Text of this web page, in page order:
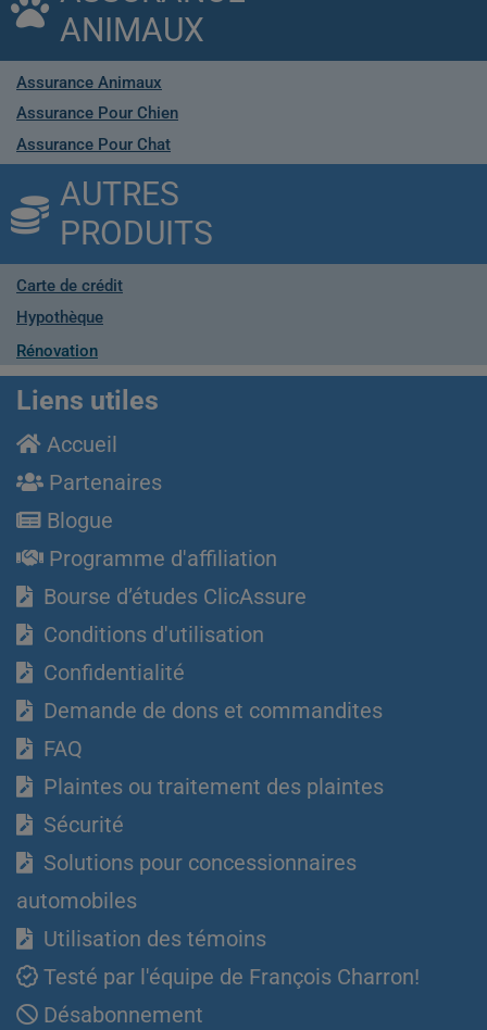
ANIMAUX
Assurance Animaux
Assurance Pour Chien
Assurance Pour Chat
AUTRES
PRODUITS
Carte de crédit
Hypothèque
Rénovation
Liens utiles
Accueil
Partenaires
Blogue
Programme d'affiliation
Bourse d’études ClicAssure
Conditions d'utilisation
Confidentialité
Demande de dons et commandites
FAQ
Plaintes ou traitement des plaintes
Sécurité
Solutions pour concessionnaires
automobiles
Utilisation des témoins
Testé par l'équipe de François Charron!
Désabonnement